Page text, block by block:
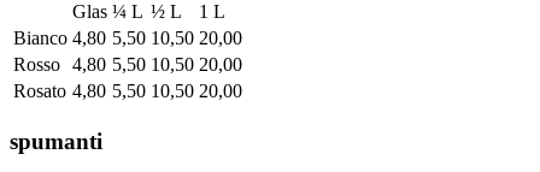
Glas ¼ L ½ L
1 L
Bianco 4,80 5,50 10,50 20,00
Rosso 4,80 5,50 10,50 20,00
Rosato 4,80 5,50 10,50 20,00
spumanti